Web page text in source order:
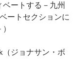
ベートする－九州
ートセクションに
ジョナサン・ボ